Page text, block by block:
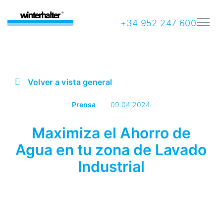
+34 952 247 600
Volver a vista general
Prensa 09.04.2024
Maximiza el Ahorro de
Agua en tu zona de Lavado
Industrial